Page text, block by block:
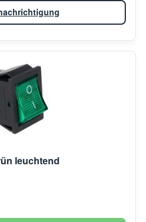
leuchtend